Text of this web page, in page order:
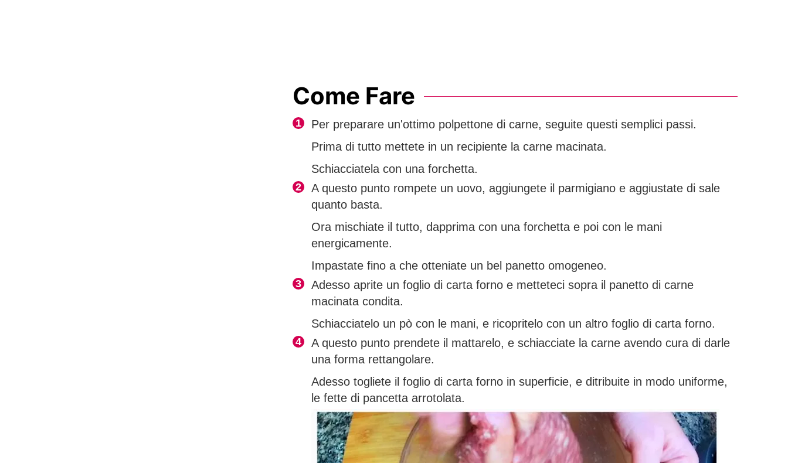
Come Fare
Per preparare un'ottimo polpettone di carne, seguite questi semplici passi.
Prima di tutto mettete in un recipiente la carne macinata.
Schiacciatela con una forchetta.
A questo punto rompete un uovo, aggiungete il parmigiano e aggiustate di sale
quanto basta.
Ora mischiate il tutto, dapprima con una forchetta e poi con le mani
energicamente.
Impastate fino a che otteniate un bel panetto omogeneo.
Adesso aprite un foglio di carta forno e metteteci sopra il panetto di carne
macinata condita.
Schiacciatelo un pò con le mani, e ricopritelo con un altro foglio di carta forno.
A questo punto prendete il mattarelo, e schiacciate la carne avendo cura di darle
una forma rettangolare.
Adesso togliete il foglio di carta forno in superficie, e ditribuite in modo uniforme,
le fette di pancetta arrotolata.